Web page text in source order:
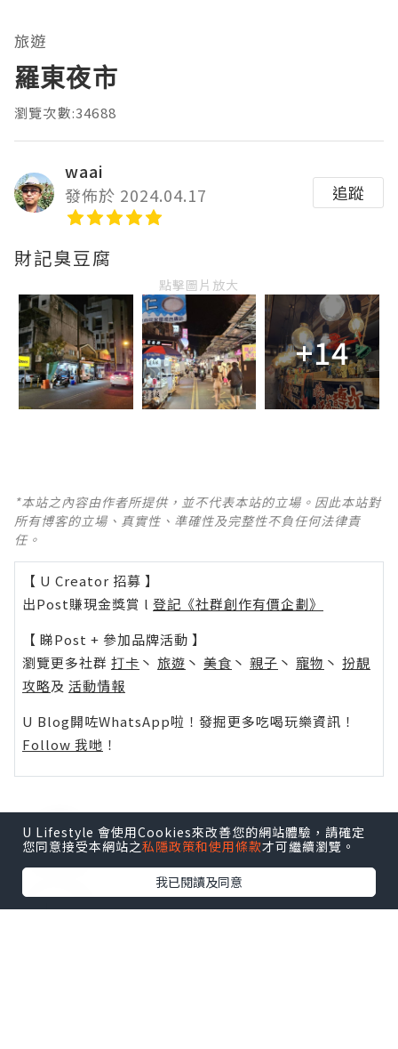
旅遊
羅東夜市
瀏覽次數:34688
waai
發佈於 2024.04.17
追蹤
財記臭豆腐
點擊圖片放大
+14
*本站之內容由作者所提供，並不代表本站的立場。因此本站對
所有博客的立場、真實性、準確性及完整性不負任何法律責
任。
【 U Creator 招募 】
出Post賺現金獎賞 l 登記《社群創作有價企劃》
【 睇Post + 參加品牌活動 】
瀏覽更多社群 打卡 丶 旅遊 丶 美食 丶 親子 丶 寵物 丶 扮靚
攻略及 活動情報
U Blog開咗WhatsApp啦！發掘更多吃喝玩樂資訊！
Follow 我哋 ！
0個讚好
收藏
U Lifestyle 會使用Cookies來改善您的網站體驗，請確定
您同意接受本網站之私隱政策和使用條款才可繼續瀏覽。
我已閱讀及同意